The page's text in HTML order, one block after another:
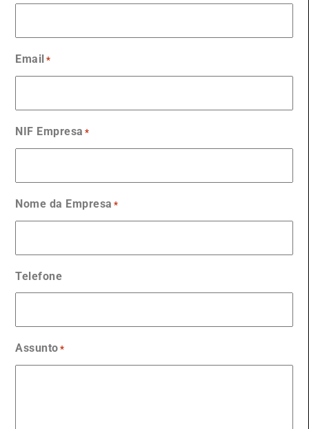
Email *
NIF Empresa *
Nome da Empresa *
Telefone
Assunto *